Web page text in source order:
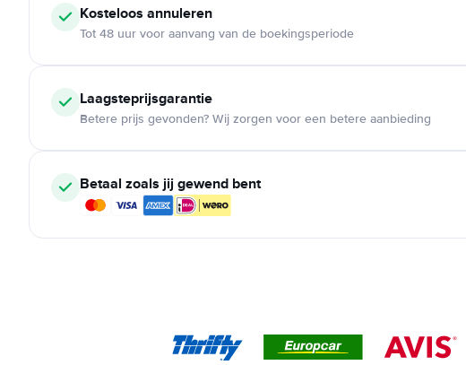
Kosteloos annuleren
Tot 48 uur voor aanvang van de boekingsperiode
Laagsteprijsgarantie
Betere prijs gevonden? Wij zorgen voor een betere aanbieding
Betaal zoals jij gewend bent